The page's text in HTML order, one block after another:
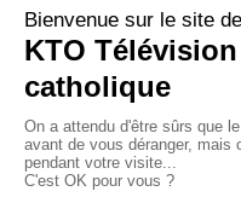
La
XIV à
Article
Le